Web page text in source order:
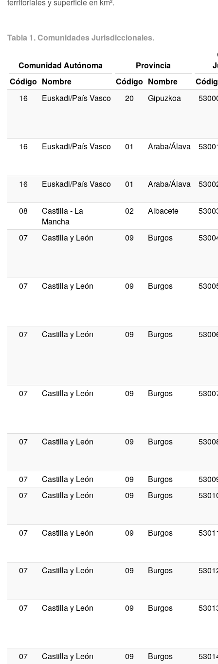
Tabla 1. Comunidades Jurisdiccionales.
Comunidad Autónoma Provincia
Código Nombre Código Nombre
16
Euskadi/País Vasco 20 Gipuzkoa
16 Euskadi/País Vasco 01 Araba/Álava
16 Euskadi/País Vasco 01 Araba/Álava
08
Castilla - La
Mancha
02 Albacete
07 Castilla y León 09 Burgos
07 Castilla y León 09 Burgos
07 Castilla y León 09 Burgos
07 Castilla y León 09 Burgos
07 Castilla y León 09 Burgos
07 Castilla y León 09 Burgos
07
Castilla y León 09 Burgos
07 Castilla y León 09 Burgos
07 Castilla y León 09 Burgos
07 Castilla y León 09 Burgos
07 Castilla y León 09 Burgos